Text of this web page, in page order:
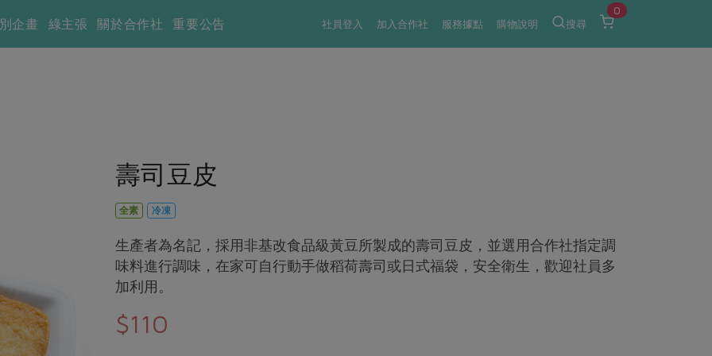
社員登入 加入合作社 服務據點 購物說明 搜尋
0
企畫 綠主張 關於合作社 重要公告
壽司豆皮
全素 冷凍
生產者為名記，採用非基改食品級黃豆所製成的壽司豆皮，並選用合作社指定調
味料進行調味，在家可自行動手做稻荷壽司或日式福袋，安全衛生，歡迎社員多
加利用。
$110